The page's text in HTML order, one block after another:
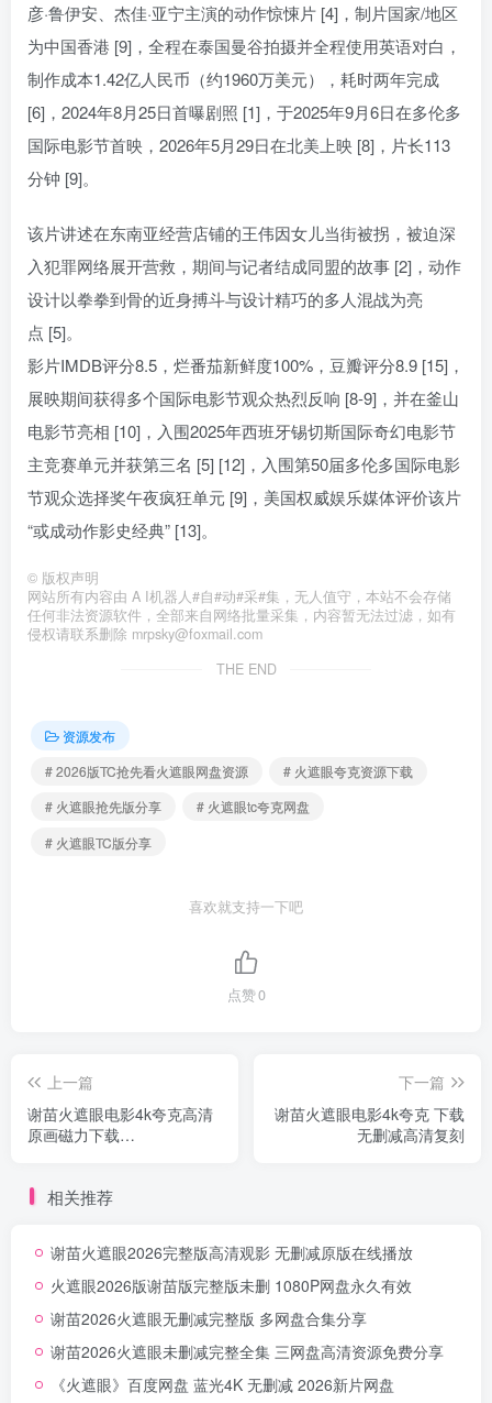
彦·鲁伊安、杰佳·亚宁主演的动作惊悚片 [4]，制片国家/地区
为中国香港 [9]，全程在泰国曼谷拍摄并全程使用英语对白，
制作成本1.42亿人民币（约1960万美元），耗时两年完成
[6]，2024年8月25日首曝剧照 [1]，于2025年9月6日在多伦多
国际电影节首映，2026年5月29日在北美上映 [8]，片长113
分钟 [9]。
该片讲述在东南亚经营店铺的王伟因女儿当街被拐，被迫深
入犯罪网络展开营救，期间与记者结成同盟的故事 [2]，动作
设计以拳拳到骨的近身搏斗与设计精巧的多人混战为亮
点 [5]。
影片IMDB评分8.5，烂番茄新鲜度100%，豆瓣评分8.9 [15]，
展映期间获得多个国际电影节观众热烈反响 [8-9]，并在釜山
电影节亮相 [10]，入围2025年西班牙锡切斯国际奇幻电影节
主竞赛单元并获第三名 [5] [12]，入围第50届多伦多国际电影
节观众选择奖午夜疯狂单元 [9]，美国权威娱乐媒体评价该片
“或成动作影史经典” [13]。
© 版权声明
网站所有内容由 A I机器人#自#动#采#集，无人值守，本站不会存储
任何非法资源软件，全部来自网络批量采集，内容暂无法过滤，如有
侵权请联系删除 mrpsky@foxmail.com
THE END
资源发布
# 2026版TC抢先看火遮眼网盘资源
# 火遮眼夸克资源下载
# 火遮眼抢先版分享
# 火遮眼tc夸克网盘
# 火遮眼TC版分享
喜欢就支持一下吧
点赞0
上一篇
谢苗火遮眼电影4k夸克高清
原画磁力下载
下一篇
谢苗火遮眼电影4k夸克 下载
无删减高清复刻
相关推荐
谢苗火遮眼2026完整版高清观影 无删减原版在线播放
火遮眼2026版谢苗版完整版未删 1080P网盘永久有效
谢苗2026火遮眼无删减完整版 多网盘合集分享
谢苗2026火遮眼未删减完整全集 三网盘高清资源免费分享
《火遮眼》百度网盘 蓝光4K 无删减 2026新片网盘